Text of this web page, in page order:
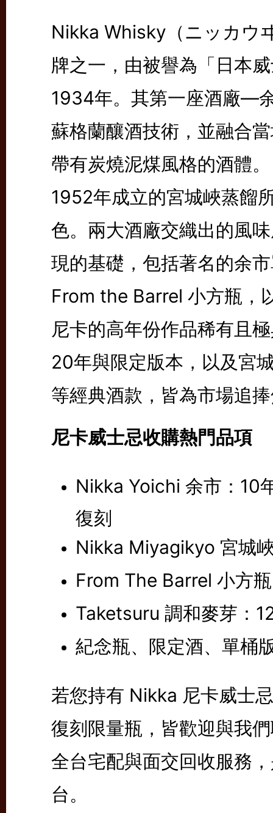
Nikka Whisky（ニッカウ
牌之一，由被譽為「日本
1934年。其第一座酒廠—
蘇格蘭釀酒技術，並融合
帶有炭燒泥煤風格的酒體。
1952年成立的宮城峽蒸餾
色。兩大酒廠交織出的風
現的基礎，包括著名的余
From the Barrel 小方瓶，
尼卡的高年份作品稀有且
20年與限定版本，以及宮
等經典酒款，皆為市場追
尼卡威士忌收購熱門品項
Nikka Yoichi 余市：10
復刻
Nikka Miyagikyo 宮城
From The Barrel 小方
Taketsuru 調和麥芽：
紀念瓶、限定酒、單桶
若您持有 Nikka 尼卡威士
復刻限量瓶，皆歡迎與我
全台宅配與面交回收服務
台。